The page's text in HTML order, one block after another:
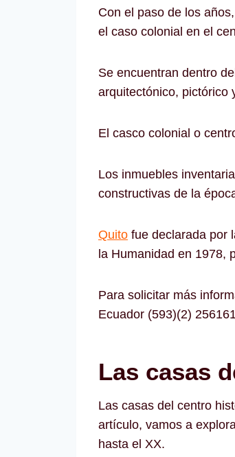
Con el paso de los
el caso colonial en el
Se encuentran dentro
arquitectónico, pictórico
El casco colonial o
Los inmuebles
constructivas de la
Quito fue declarada por
la Humanidad en 1978,
Para solicitar más
Ecuador (593)(2)
Las casas
Las casas del centro
artículo, vamos a
hasta el XX.